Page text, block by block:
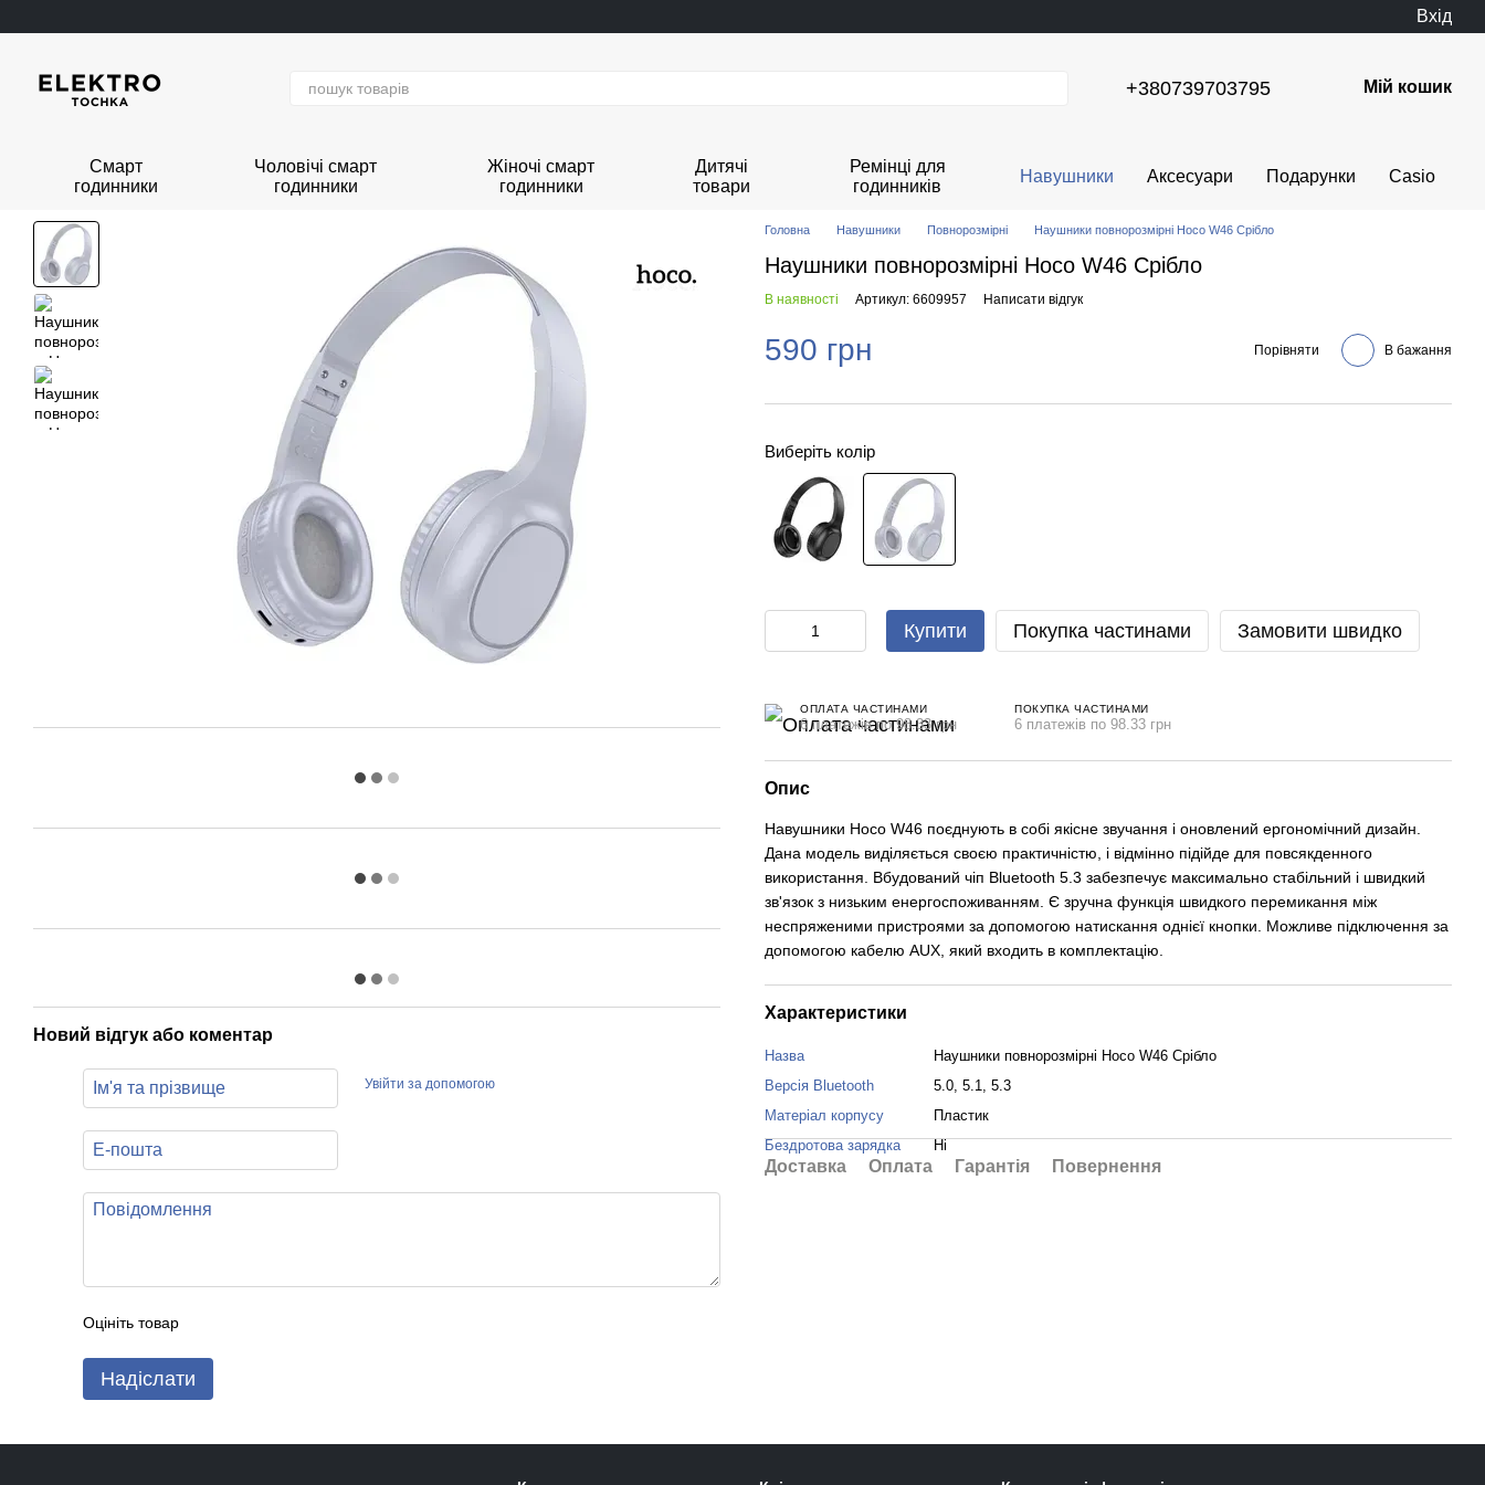
Вхід
+380739703795 Мій кошик
Смарт
годинники
Чоловічі смарт
годинники
Жіночі смарт
годинники
Дитячі
товари
Ремінці для
годинників
Навушники Аксесуари Подарунки Casio
Новий відгук або коментар
Увійти за допомогою
Оцініть товар
Надіслати
Головна Навушники Повнорозмірні Наушники повнорозмірні Hoco W46 Срібло
Наушники повнорозмірні Hoco W46 Срібло
В наявності Артикул: 6609957 Написати відгук
590 грн Порівняти В бажання
Виберіть колір
Купити Покупка частинами Замовити швидко
ОПЛАТА ЧАСТИНАМИ
6 платежів по 98.33 грн
ПОКУПКА ЧАСТИНАМИ
6 платежів по 98.33 грн
Опис
Навушники Hoco W46 поєднують в собі якісне звучання і оновлений ергономічний дизайн.
Дана модель виділяється своєю практичністю, і відмінно підійде для повсякденного
використання. Вбудований чіп Bluetooth 5.3 забезпечує максимально стабільний і швидкий
зв'язок з низьким енергоспоживанням. Є зручна функція швидкого перемикання між
неспряженими пристроями за допомогою натискання однієї кнопки. Можливе підключення за
допомогою кабелю AUX, який входить в комплектацію.
Характеристики
Назва
Наушники повнорозмірні Hoco W46 Срібло
Версія Bluetooth
5.0, 5.1, 5.3
Матеріал корпусу
Пластик
Бездротова зарядка
Ні
Доставка Оплата Гарантія Повернення